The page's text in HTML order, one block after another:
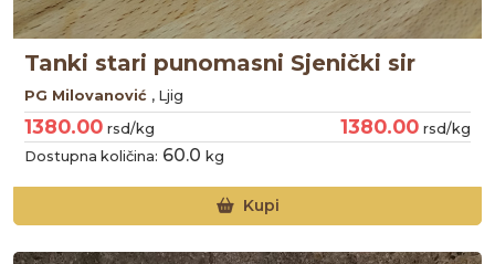
Tanki stari punomasni Sjenički sir
PG Milovanović , Ljig
1380.00 rsd/kg 1380.00 rsd/kg
Dostupna količina: 60.0 kg
Kupi